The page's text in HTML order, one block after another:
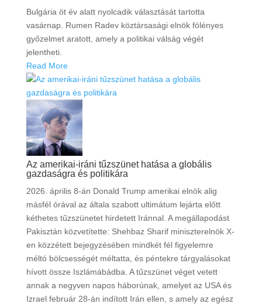
Bulgária öt év alatt nyolcadik választását tartotta
vasárnap. Rumen Radev köztársasági elnök fölényes
győzelmet aratott, amely a politikai válság végét
jelentheti.
Read More
Az amerikai-iráni tűzszünet hatása a globális
gazdaságra és politikára
2026. április 8-án Donald Trump amerikai elnök alig
másfél órával az általa szabott ultimátum lejárta előtt
kéthetes tűzszünetet hirdetett Iránnal. A megállapodást
Pakisztán közvetítette: Shehbaz Sharif miniszterelnök X-
en közzétett bejegyzésében mindkét fél figyelemre
méltó bölcsességét méltatta, és péntekre tárgyalásokat
hívott össze Iszlámábádba. A tűzszünet véget vetett
annak a negyven napos háborúnak, amelyet az USA és
Izrael február 28-án indított Irán ellen, s amely az egész